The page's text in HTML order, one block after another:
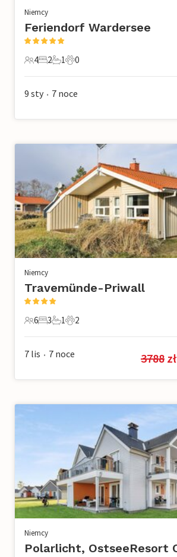
Niemcy
Feriendorf Wardersee
4 Goście
4
2 Sypialnie
2
1 Łazienka
1
0 Zwierzęta domowe
0
9 sty • 7 noce
Niemcy
Travemünde-Priwall
6 Goście
6
3 Sypialnie
3
1 Łazienka
1
2 Zwierzęta domowe
2
7 lis • 7 noce 3788 zł
Niemcy